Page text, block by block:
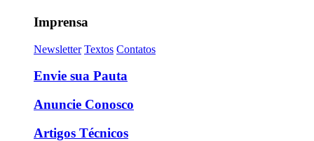
Imprensa
Newsletter Textos Contatos
Envie sua Pauta
Anuncie Conosco
Artigos Técnicos